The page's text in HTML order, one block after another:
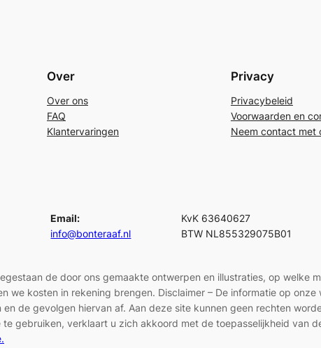
Over
Over ons
FAQ
Klantervaringen
Privacy
Privacybeleid
Voorwaarden en
Neem contact met
Email:
info@bonteraaf.nl
KvK 63640627
BTW NL855329075B01
de door ons gemaakte ontwerpen en illustraties, op welke
we kosten in rekening brengen. Disclaimer – De informatie op
de gevolgen hiervan af. Aan deze site kunnen geen rechten
gebruiken, verklaart u zich akkoord met de toepasselijkheid van